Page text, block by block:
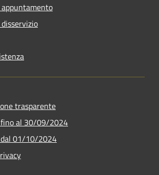
trasparente
al 30/09/2024
01/10/2024